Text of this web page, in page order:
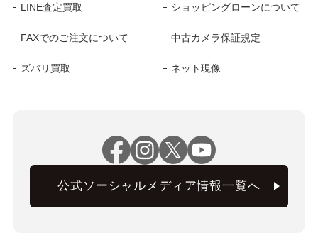
LINE査定買取 ショッピングローンについて
FAXでのご注文について 中古カメラ保証規定
ズバリ買取 ネット現像
公式ソーシャルメディア情報一覧へ